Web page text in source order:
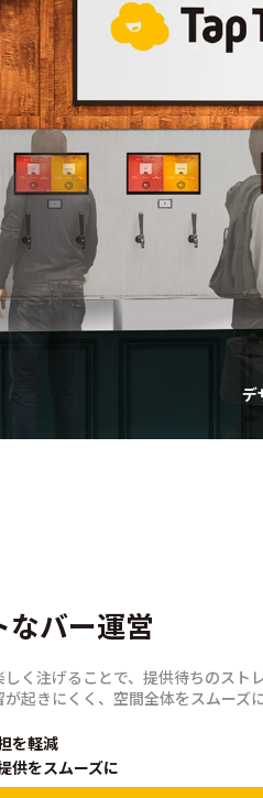
デ
なバー運営
く注げることで、提供待ちのスト
起きにくく、空間全体をスムーズに
を軽減
供をスムーズに
”が体験価値に
ぐ自由を、わかりやすさと安心感で支
量り売りのしくみで、体験を楽し
が楽しい
きな量だけ楽しめる。
安心して飲み比べを楽しめます。